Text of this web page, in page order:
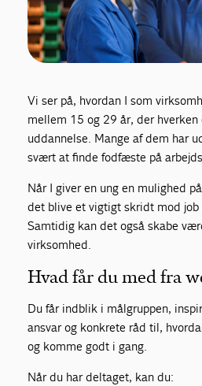
Vi ser på, hvordan I som
mellem 15 og 29 år, der hverken
uddannelse. Mange af dem har
svært at finde fodfæste på
Når I giver en ung en mulighed
det blive et vigtigt skridt mod job
Samtidig kan det også skabe
virksomhed.
Hvad får du med fra
Du får indblik i målgruppen,
ansvar og konkrete råd til,
og komme godt i gang.
Når du har deltaget, kan du: